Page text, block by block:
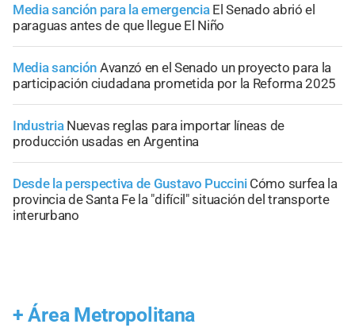
Media sanción para la emergencia El Senado abrió el
paraguas antes de que llegue El Niño
Media sanción Avanzó en el Senado un proyecto para la
participación ciudadana prometida por la Reforma 2025
Industria Nuevas reglas para importar líneas de
producción usadas en Argentina
Desde la perspectiva de Gustavo Puccini Cómo surfea la
provincia de Santa Fe la "difícil" situación del transporte
interurbano
+ Área Metropolitana